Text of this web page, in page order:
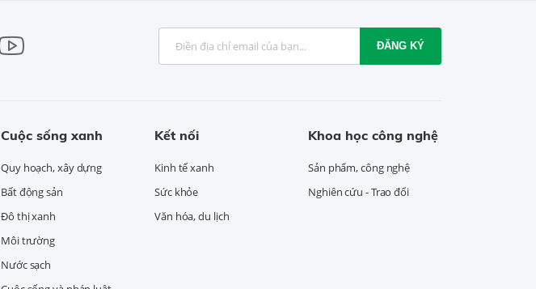
ĐĂNG KÝ
Cuộc sống xanh
Quy hoạch, xây dựng
Bất động sản
Đô thị xanh
Môi trường
Nước sạch
Kết nối
Kinh tế xanh
Sức khỏe
Văn hóa, du lịch
Khoa học công nghệ
Sản phẩm, công nghệ
Nghiên cứu - Trao đổi